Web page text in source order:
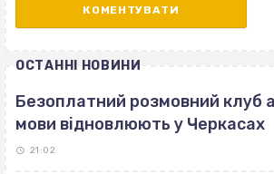
ОСТАННІ НОВИНИ
Безоплатний розмовний клуб
мови відновлюють у Черкасах
21:02